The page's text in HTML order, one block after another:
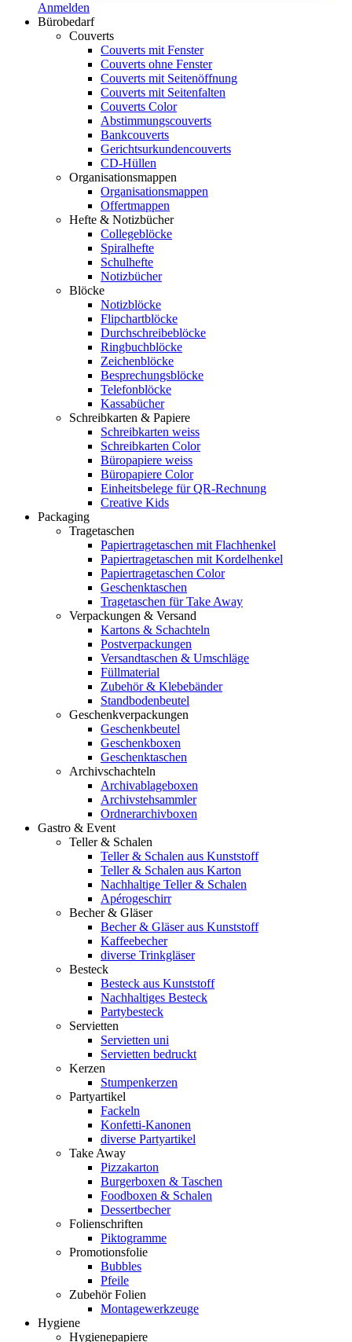
Anmelden
Bürobedarf
Couverts
Couverts mit Fenster
Couverts ohne Fenster
Couverts mit Seitenöffnung
Couverts mit Seitenfalten
Couverts Color
Abstimmungscouverts
Bankcouverts
Gerichtsurkundencouverts
CD-Hüllen
Organisationsmappen
Organisationsmappen
Offertmappen
Hefte & Notizbücher
Collegeblöcke
Spiralhefte
Schulhefte
Notizbücher
Blöcke
Notizblöcke
Flipchartblöcke
Durchschreibeblöcke
Ringbuchblöcke
Zeichenblöcke
Besprechungsblöcke
Telefonblöcke
Kassabücher
Schreibkarten & Papiere
Schreibkarten weiss
Schreibkarten Color
Büropapiere weiss
Büropapiere Color
Einheitsbelege für QR-Rechnung
Creative Kids
Packaging
Tragetaschen
Papiertragetaschen mit Flachhenkel
Papiertragetaschen mit Kordelhenkel
Papiertragetaschen Color
Geschenktaschen
Tragetaschen für Take Away
Verpackungen & Versand
Kartons & Schachteln
Postverpackungen
Versandtaschen & Umschläge
Füllmaterial
Zubehör & Klebebänder
Standbodenbeutel
Geschenkverpackungen
Geschenkbeutel
Geschenkboxen
Geschenktaschen
Archivschachteln
Archivablageboxen
Archivstehsammler
Ordnerarchivboxen
Gastro & Event
Teller & Schalen
Teller & Schalen aus Kunststoff
Teller & Schalen aus Karton
Nachhaltige Teller & Schalen
Apérogeschirr
Becher & Gläser
Becher & Gläser aus Kunststoff
Kaffeebecher
diverse Trinkgläser
Besteck
Besteck aus Kunststoff
Nachhaltiges Besteck
Partybesteck
Servietten
Servietten uni
Servietten bedruckt
Kerzen
Stumpenkerzen
Partyartikel
Fackeln
Konfetti-Kanonen
diverse Partyartikel
Take Away
Pizzakarton
Burgerboxen & Taschen
Foodboxen & Schalen
Dessertbecher
Folienschriften
Piktogramme
Promotionsfolie
Bubbles
Pfeile
Zubehör Folien
Montagewerkzeuge
Hygiene
Hygienepapiere